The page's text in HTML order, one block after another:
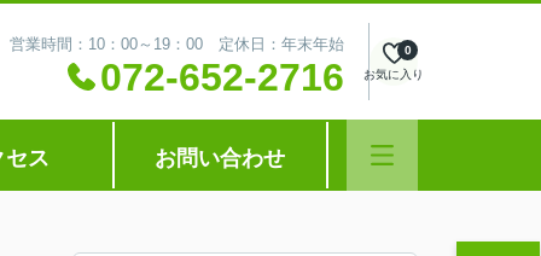
営業時間：10：00～19：00 定休日：年末年始
072-652-2716 お気に入り
0
セス お問い合わせ